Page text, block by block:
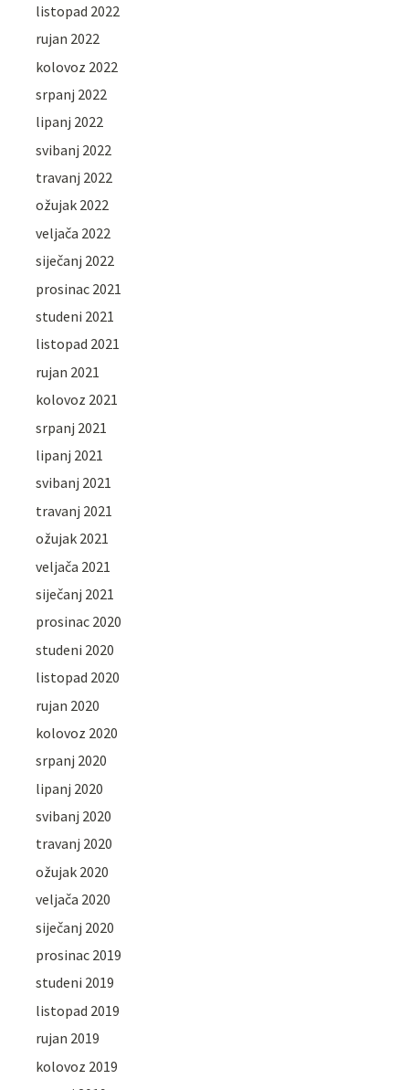
listopad 2022
rujan 2022
kolovoz 2022
srpanj 2022
lipanj 2022
svibanj 2022
travanj 2022
ožujak 2022
veljača 2022
siječanj 2022
prosinac 2021
studeni 2021
listopad 2021
rujan 2021
kolovoz 2021
srpanj 2021
lipanj 2021
svibanj 2021
travanj 2021
ožujak 2021
veljača 2021
siječanj 2021
prosinac 2020
studeni 2020
listopad 2020
rujan 2020
kolovoz 2020
srpanj 2020
lipanj 2020
svibanj 2020
travanj 2020
ožujak 2020
veljača 2020
siječanj 2020
prosinac 2019
studeni 2019
listopad 2019
rujan 2019
kolovoz 2019